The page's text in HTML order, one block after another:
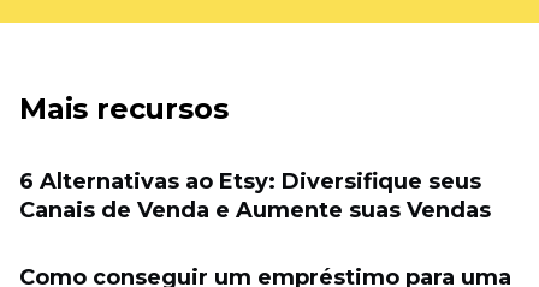
Mais recursos
6 Alternativas ao Etsy: Diversifique seus
Canais de Venda e Aumente suas Vendas
Como conseguir um empréstimo para uma